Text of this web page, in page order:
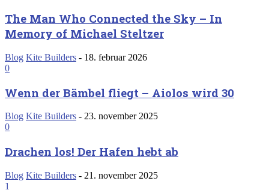
The Man Who Connected the Sky – In
Memory of Michael Steltzer
Blog Kite Builders - 18. februar 2026
0
Wenn der Bämbel fliegt – Aiolos wird 30
Blog Kite Builders - 23. november 2025
0
Drachen los! Der Hafen hebt ab
Blog Kite Builders - 21. november 2025
1